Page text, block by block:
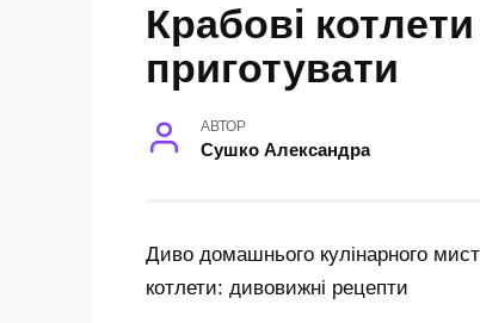
Крабові
приготувати
АВТОР
Сушко Александра
Диво домашнього кулінарного
котлети: дивовижні рецепти